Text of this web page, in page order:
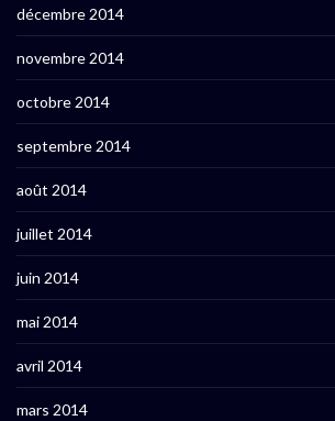
décembre 2014
novembre 2014
octobre 2014
septembre 2014
août 2014
juillet 2014
juin 2014
mai 2014
avril 2014
mars 2014